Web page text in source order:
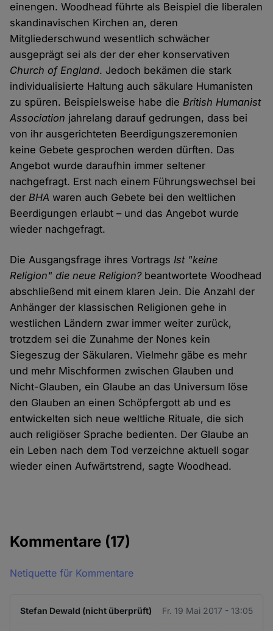
einengen. Woodhead führte als Beispiel die liberalen
skandinavischen Kirchen an, deren
Mitgliederschwund wesentlich schwächer
ausgeprägt sei als der der eher konservativen
Church of England. Jedoch bekämen die stark
individualisierte Haltung auch säkulare Humanisten
zu spüren. Beispielsweise habe dieBritish Humanist
Association jahrelang darauf gedrungen, dass bei
von ihr ausgerichteten Beerdigungszeremonien
keine Gebete gesprochen werden dürften. Das
Angebot wurde daraufhin immer seltener
nachgefragt. Erst nach einem Führungswechsel bei
derBHAwaren auch Gebete bei den weltlichen
Beerdigungen erlaubt – und das Angebot wurde
wieder nachgefragt.
Die Ausgangsfrage ihres VortragsIst "keine
Religion" die neue Religion? beantwortete Woodhead
abschließend mit einem klaren Jein. Die Anzahl der
Anhänger der klassischen Religionen gehe in
westlichen Ländern zwar immer weiter zurück,
trotzdem sei die Zunahme der Nones kein
Siegeszug der Säkularen. Vielmehr gäbe es mehr
und mehr Mischformen zwischen Glauben und
Nicht-Glauben, ein Glaube an das Universum löse
den Glauben an einen Schöpfergott ab und es
entwickelten sich neue weltliche Rituale, die sich
auch religiöser Sprache bedienten. Der Glaube an
ein Leben nach dem Tod verzeichne aktuell sogar
wieder einen Aufwärtstrend, sagte Woodhead.
Kommentare (17)
Netiquette für Kommentare
Stefan Dewald (nicht überprüft) Fr. 19 Mai 2017 - 13:05